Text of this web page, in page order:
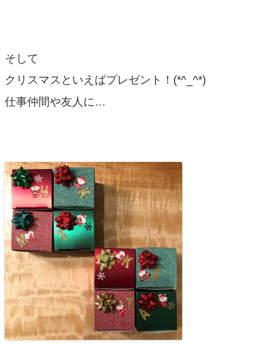
そして
クリスマスといえばプレゼント！(*^_^*)
仕事仲間や友人に…